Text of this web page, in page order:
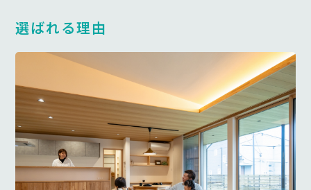
選ばれる理由